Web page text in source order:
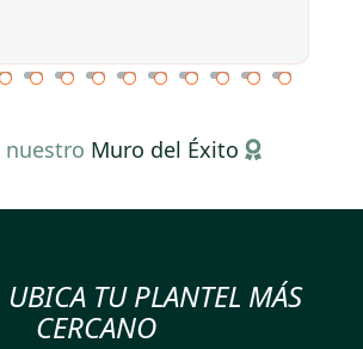
nuestro Muro del Éxito
TU PLANTEL MÁS
CERCANO